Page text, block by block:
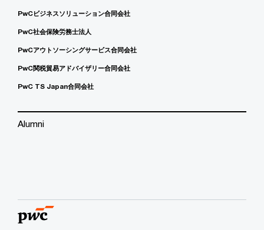
PwCビジネスソリューション合同会社
PwC社会保険労務士法人
PwCアウトソーシングサービス合同会社
PwC関税貿易アドバイザリー合同会社
PwC TS Japan合同会社
Alumni